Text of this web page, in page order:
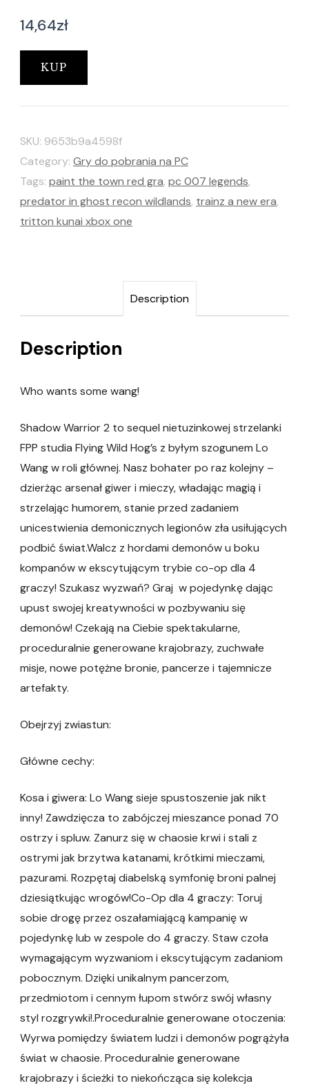
14,64zł
KUP
SKU: 9653b9a4598f
Category: Gry do pobrania na PC
Tags: paint the town red gra, pc 007 legends,
predator in ghost recon wildlands, trainz a new era,
tritton kunai xbox one
Description
Description
Who wants some wang!
Shadow Warrior 2 to sequel nietuzinkowej strzelanki
FPP studia Flying Wild Hog’s z byłym szogunem Lo
Wang w roli głównej. Nasz bohater po raz kolejny –
dzierżąc arsenał giwer i mieczy, władając magią i
strzelając humorem, stanie przed zadaniem
unicestwienia demonicznych legionów zła usiłujących
podbić świat.Walcz z hordami demonów u boku
kompanów w ekscytującym trybie co-op dla 4
graczy! Szukasz wyzwań? Graj w pojedynkę dając
upust swojej kreatywności w pozbywaniu się
demonów! Czekają na Ciebie spektakularne,
proceduralnie generowane krajobrazy, zuchwałe
misje, nowe potężne bronie, pancerze i tajemnicze
artefakty.
Obejrzyj zwiastun:
Główne cechy:
Kosa i giwera: Lo Wang sieje spustoszenie jak nikt
inny! Zawdzięcza to zabójczej mieszance ponad 70
ostrzy i spluw. Zanurz się w chaosie krwi i stali z
ostrymi jak brzytwa katanami, krótkimi mieczami,
pazurami. Rozpętaj diabelską symfonię broni palnej
dziesiątkując wrogów!Co-Op dla 4 graczy: Toruj
sobie drogę przez oszałamiającą kampanię w
pojedynkę lub w zespole do 4 graczy. Staw czoła
wymagającym wyzwaniom i ekscytującym zadaniom
pobocznym. Dzięki unikalnym pancerzom,
przedmiotom i cennym łupom stwórz swój własny
styl rozgrywki!.Proceduralnie generowane otoczenia:
Wyrwa pomiędzy światem ludzi i demonów pogrążyła
świat w chaosie. Proceduralnie generowane
krajobrazy i ścieżki to niekończąca się kolekcja